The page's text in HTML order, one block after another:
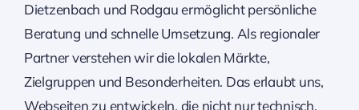
Dietzenbach und Rodgau ermöglicht persönliche
Beratung und schnelle Umsetzung. Als regionaler
Partner verstehen wir die lokalen Märkte,
Zielgruppen und Besonderheiten. Das erlaubt uns,
Webseiten zu entwickeln, die nicht nur technisch,